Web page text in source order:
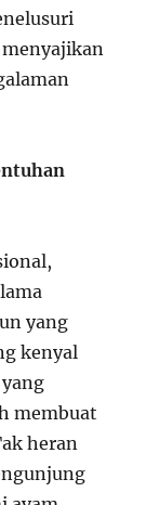
yang
kenyal
membuat
heran